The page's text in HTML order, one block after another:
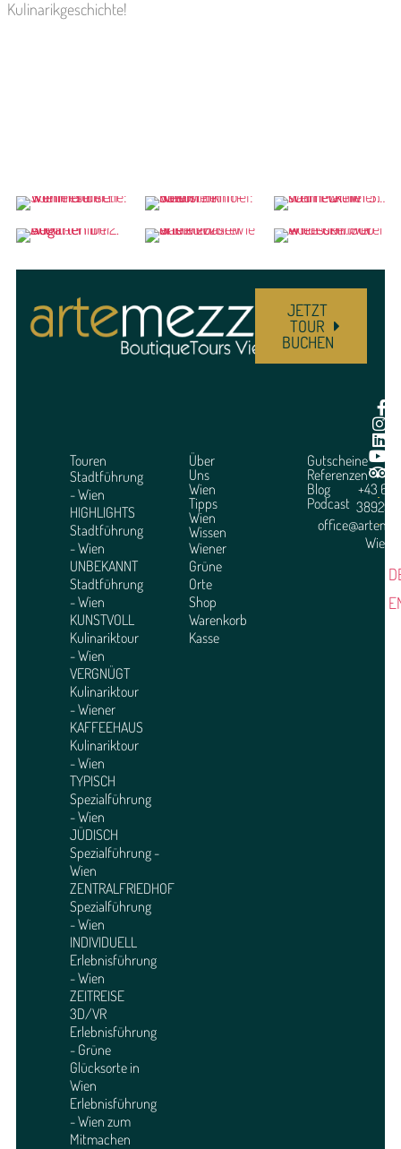
Kulinarikgeschichte!
JETZT
TOUR
BUCHEN
Touren
Stadtführung
- Wien
HIGHLIGHTS
Stadtführung
- Wien
UNBEKANNT
Stadtführung
- Wien
KUNSTVOLL
Kulinariktour
- Wien
VERGNÜGT
Kulinariktour
- Wiener
KAFFEEHAUS
Kulinariktour
- Wien
TYPISCH
Spezialführung
- Wien
JÜDISCH
Spezialführung -
Wien
ZENTRALFRIEDHOF
Spezialführung
- Wien
INDIVIDUELL
Erlebnisführung
- Wien
ZEITREISE
3D/VR
Erlebnisführung
- Grüne
Glücksorte in
Wien
Erlebnisführung
- Wien zum
Mitmachen
Über
Uns
Wien
Tipps
Wien
Wissen
Wiener
Grüne
Orte
Shop
Warenkorb
Kasse
Gutscheine
Referenzen
Blog
Podcast
+43 664
3892951
Wien